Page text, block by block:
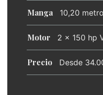
Manga 10,20
Motor 2 x 150 hp
Precio Desde